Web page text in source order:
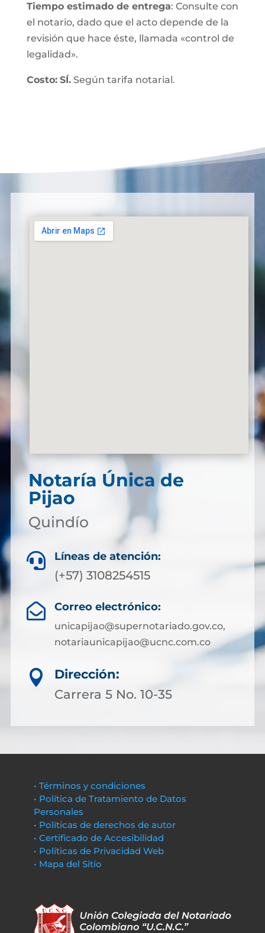
Tiempo estimado de entrega: Consulte con
el notario, dado que el acto depende de la
revisión que hace éste, llamada «control de
legalidad».
Costo: SÍ.Según tarifa notarial.
Notaría Única de
Pijao
Quindío
 Líneas de atención:
(+57) 3108254515
 Correo electrónico:
unicapijao@supernotariado.gov.co,
notariaunicapijao@ucnc.com.co

Dirección:
Carrera 5 No. 10-35
• Términos y condiciones
• Política de Tratamiento de Datos
Personales
• Políticas de derechos de autor
• Certificado de Accesibilidad
• Políticas de Privacidad Web
• Mapa del Sitio